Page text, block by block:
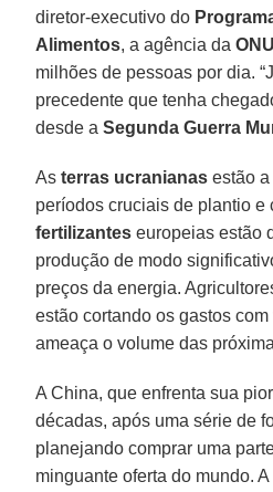
diretor-executivo do
Alimentos, a agência daONU
milhões de pessoas por dia.
precedente que tenha
desde aSegunda Guerra
Asterras ucranianas estão
períodos cruciais de plantio e
fertilizantes europeias estão
produção de modo
preços da energia.
estão cortando os gastos com
ameaça o volume das
A China, que enfrenta sua
décadas, após uma série de
planejando comprar uma
minguante oferta do mundo.